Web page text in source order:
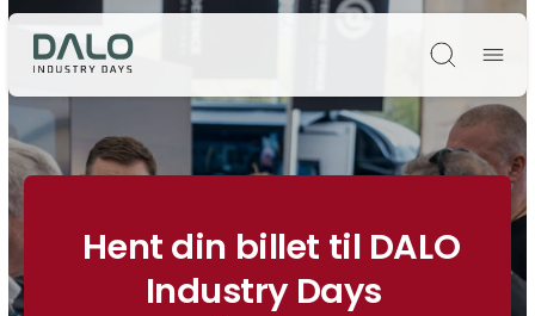
Søg
Hent din billet til DALO
Industry Days